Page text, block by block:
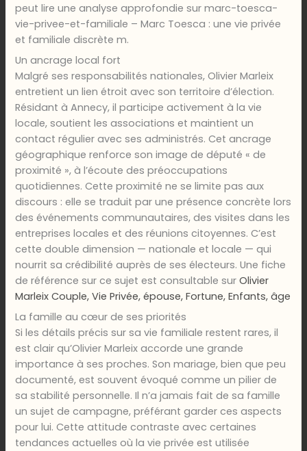
peut lire une analyse approfondie sur marc-toesca-
vie-privee-et-familiale – Marc Toesca : une vie privée
et familiale discrète m.
Un ancrage local fort
Malgré ses responsabilités nationales, Olivier Marleix
entretient un lien étroit avec son territoire d’élection.
Résidant à Annecy, il participe activement à la vie
locale, soutient les associations et maintient un
contact régulier avec ses administrés. Cet ancrage
géographique renforce son image de député « de
proximité », à l’écoute des préoccupations
quotidiennes. Cette proximité ne se limite pas aux
discours : elle se traduit par une présence concrète lors
des événements communautaires, des visites dans les
entreprises locales et des réunions citoyennes. C’est
cette double dimension — nationale et locale — qui
nourrit sa crédibilité auprès de ses électeurs. Une fiche
de référence sur ce sujet est consultable surOlivier
Marleix Couple, Vie Privée, épouse, Fortune, Enfants, âge
La famille au cœur de ses priorités
Si les détails précis sur sa vie familiale restent rares, il
est clair qu’Olivier Marleix accorde une grande
importance à ses proches. Son mariage, bien que peu
documenté, est souvent évoqué comme un pilier de
sa stabilité personnelle. Il n’a jamais fait de sa famille
un sujet de campagne, préférant garder ces aspects
pour lui. Cette attitude contraste avec certaines
tendances actuelles où la vie privée est utilisée